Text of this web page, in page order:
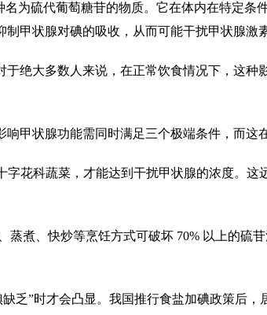
硫代葡萄糖苷的物质。它在体内在特定条
甲状腺对碘的吸收，从而可能干扰甲状腺激
大多数人来说，在正常饮食情况下，这种
状腺功能需同时满足三个极端条件，而这
科蔬菜，才能达到干扰甲状腺的浓度。这
、快炒等烹饪方式可破坏 70% 以上的硫苷
”时才会凸显。我国推行食盐加碘政策后，